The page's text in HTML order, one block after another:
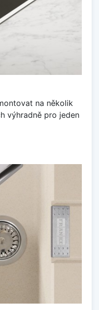
na několik
výhradně pro jeden